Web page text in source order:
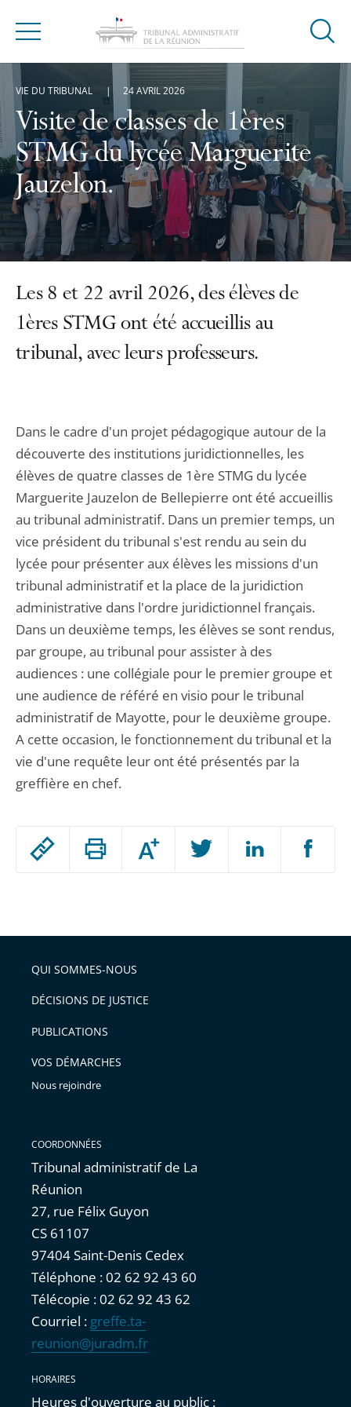
Menu
Ouvrir
Visite de classes de 1ères
STMG du lycée Marguerite
Jauzelon.
VIE DU TRIBUNAL 24 AVRIL 2026
Passer
arriver
après
Augmenter
ou
l'article
pour
avant
Les 8 et 22 avril 2026, des élèves de
1ères STMG ont été accueillis au
tribunal, avec leurs professeurs.
Dans le cadre d'un projet pédagogique autour de la
découverte des institutions juridictionnelles, les
élèves de quatre classes de 1ère STMG du lycée
Marguerite Jauzelon de Bellepierre ont été accueillis
au tribunal administratif. Dans un premier temps, un
vice président du tribunal s'est rendu au sein du
lycée pour présenter aux élèves les missions d'un
tribunal administratif et la place de la juridiction
administrative dans l'ordre juridictionnel français.
Dans un deuxième temps, les élèves se sont rendus,
par groupe, au tribunal pour assister à des
audiences : une collégiale pour le premier groupe et
une audience de référé en visio pour le tribunal
administratif de Mayotte, pour le deuxième groupe.
A cette occasion, le fonctionnement du tribunal et la
vie d'une requête leur ont été présentés par la
greffière en chef.
QUI SOMMES-NOUS
DÉCISIONS DE JUSTICE
PUBLICATIONS
VOS DÉMARCHES
Nous rejoindre
COORDONNÉES
Tribunal administratif de La
Réunion
27, rue Félix Guyon
CS 61107
97404 Saint-Denis Cedex
Téléphone : 02 62 92 43 60
Télécopie : 02 62 92 43 62
Courriel : greffe.ta-
reunion@juradm.fr
HORAIRES
Heures d'ouverture au public :